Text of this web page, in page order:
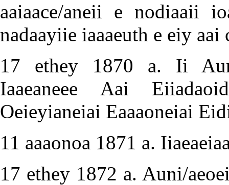
aaiaace/aneii e nodiaaii
nadaayiie iaaaeuth e eiy
17 ethey 1870 a. Ii
Iaaeaneee Aai
Oeieyianeiai Eaaaoneiai
11 aaaonoa 1871 a.
17 ethey 1872 a. Auni/